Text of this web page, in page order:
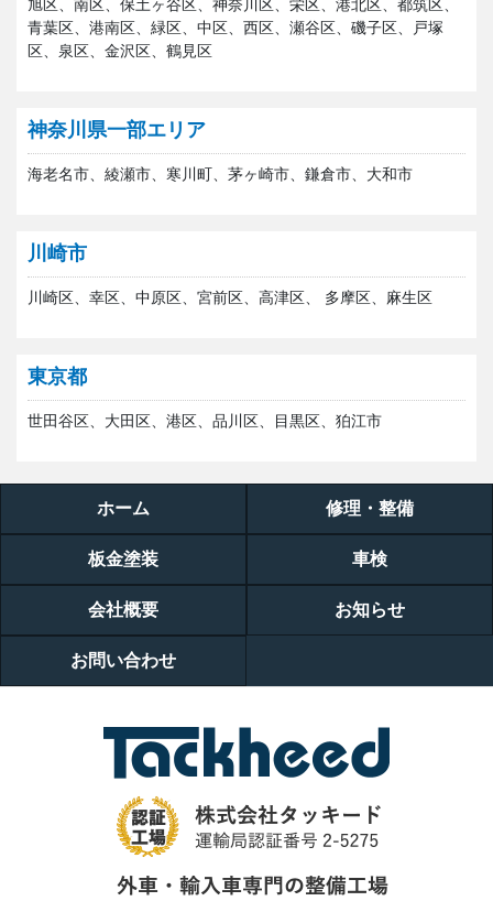
旭区、南区、保土ヶ谷区、神奈川区、栄区、港北区、都筑区、
青葉区、港南区、緑区、中区、西区、瀬谷区、磯子区、戸塚
区、泉区、金沢区、鶴見区
神奈川県一部エリア
海老名市、綾瀬市、寒川町、茅ヶ崎市、鎌倉市、大和市
川崎市
川崎区、幸区、中原区、宮前区、高津区、 多摩区、麻生区
東京都
世田谷区、大田区、港区、品川区、目黒区、狛江市
ホーム 修理・整備
板金塗装 車検
会社概要 お知らせ
お問い合わせ